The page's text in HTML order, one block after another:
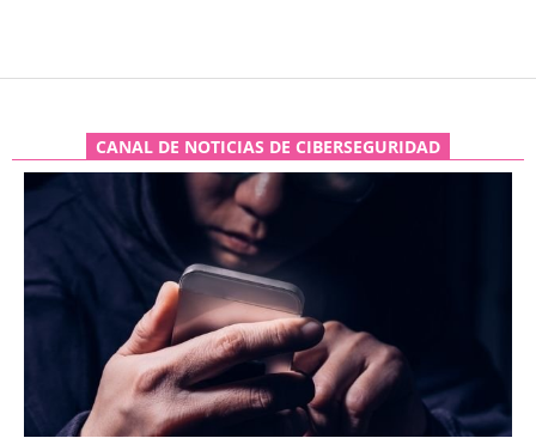
CANAL DE NOTICIAS DE CIBERSEGURIDAD